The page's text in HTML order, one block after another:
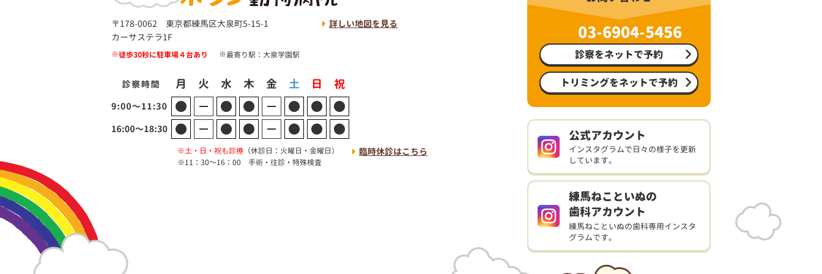
〒178-0062 東京都練馬区大泉町5-15-1
カーサステラ1F
徒歩30秒に駐車場４台あり 最寄り駅：大泉学園駅
詳しい地図を見る
土・日・祝も診療 （休診日：火曜日・金曜日）
11：30～16：00 手術・往診・特殊検査
臨時休診はこちら
03-6904-5456
診察をネットで予約
トリミングをネットで予約
公式アカウント
インスタグラムで日々の様子を更新
しています。
練馬ねこといぬの
歯科アカウント
練馬ねこといぬの歯科専用インスタ
グラムです。